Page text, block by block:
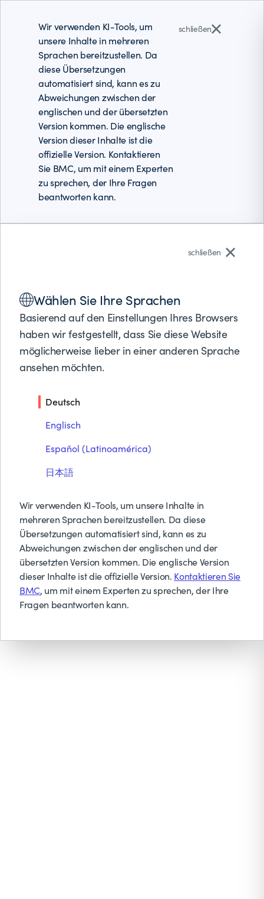
Partner
Support
Wir verwenden KI-Tools, um
unsere Inhalte in mehreren
Sprachen bereitzustellen. Da
diese Übersetzungen
automatisiert sind, kann es zu
Abweichungen zwischen der
englischen und der übersetzten
Version kommen. Die englische
Version dieser Inhalte ist die
offizielle Version. Kontaktieren
Sie BMC, um mit einem Experten
zu sprechen, der Ihre Fragen
beantworten kann.
schließen
schließen
Wählen Sie Ihre Sprachen
Basierend auf den Einstellungen Ihres Browsers
haben wir festgestellt, dass Sie diese Website
möglicherweise lieber in einer anderen Sprache
ansehen möchten.
Deutsch
Englisch
Español (Latinoamérica)
日本語
Wir verwenden KI-Tools, um unsere Inhalte in
mehreren Sprachen bereitzustellen. Da diese
Übersetzungen automatisiert sind, kann es zu
Abweichungen zwischen der englischen und der
übersetzten Version kommen. Die englische Version
dieser Inhalte ist die offizielle Version. Kontaktieren Sie
BMC, um mit einem Experten zu sprechen, der Ihre
Fragen beantworten kann.
WHITEPAPER
Hybrides Cloud-Server-
Management mit BMC
PDF herunterladen